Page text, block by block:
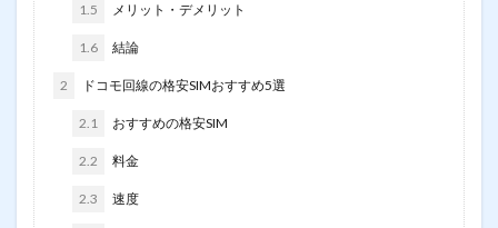
1.5 メリット・デメリット
1.6 結論
2 ドコモ回線の格安SIMおすすめ5選
2.1 おすすめの格安SIM
2.2 料金
2.3 速度